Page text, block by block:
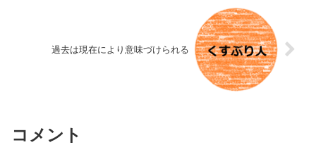
過去は現在により意味づけられる
コメント